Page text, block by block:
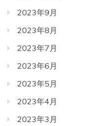
2023年9月
2023年8月
2023年7月
2023年6月
2023年5月
2023年4月
2023年3月